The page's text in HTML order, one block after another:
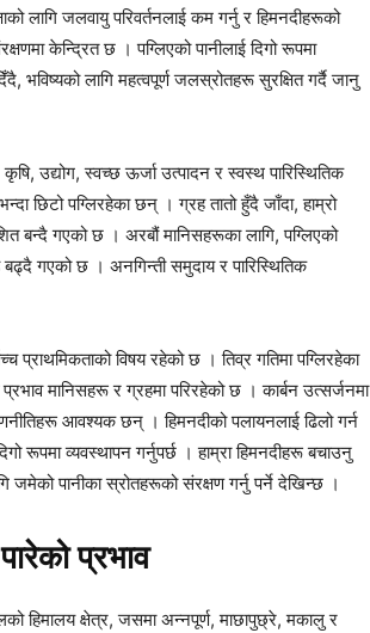
लागि जलवायु परिवर्तनलाई कम गर्नु र हिमनदीहरूको
केन्द्रित छ । पग्लिएको पानीलाई दिगो रूपमा
भविष्यको लागि महत्वपूर्ण जलस्रोतहरू सुरक्षित गर्दै जानु
उद्योग, स्वच्छ ऊर्जा उत्पादन र स्वस्थ पारिस्थितिक
छिटो पग्लिरहेका छन् । ग्रह तातो हुँदै जाँदा, हाम्रो
गएको छ । अरबौं मानिसहरूका लागि, पग्लिएको
बढ्दै गएको छ । अनगिन्ती समुदाय र पारिस्थितिक
प्राथमिकताको विषय रहेको छ । तिव्र गतिमा पग्लिरहेका
मानिसहरू र ग्रहमा परिरहेको छ । कार्बन उत्सर्जनमा
आवश्यक छन् । हिमनदीको पलायनलाई ढिलो गर्न
रूपमा व्यवस्थापन गर्नुपर्छ । हाम्रा हिमनदीहरू बचाउनु
जमेको पानीका स्रोतहरूको संरक्षण गर्नु पर्ने देखिन्छ ।
प्रभाव
हिमालय क्षेत्र, जसमा अन्नपूर्ण, माछापुछ्रे, मकालु र